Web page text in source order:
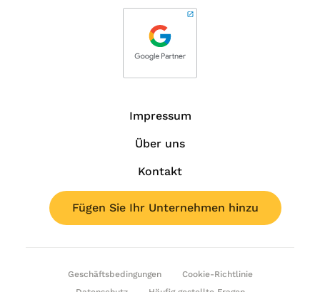
Impressum
Über uns
Kontakt
Fügen Sie Ihr Unternehmen hinzu
Geschäftsbedingungen
Cookie-Richtlinie